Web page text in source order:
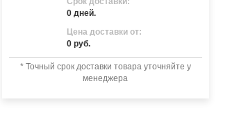
0 дней.
Цена доставки от:
0 руб.
* Точный срок доставки товара уточняйте у
менеджера